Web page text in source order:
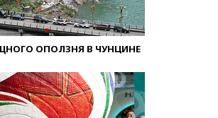
ОПОЛЗНЯ В ЧУНЦИНЕ